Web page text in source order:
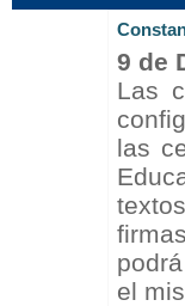
9 de
Las
las
el